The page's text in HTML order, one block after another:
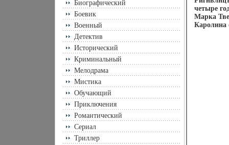
Биографический
Боевик
Военный
Детектив
Исторический
Криминальный
Мелодрама
Мистика
Обучающий
Приключения
Романтический
Сериал
Триллер
четыре
Марка
Каролина